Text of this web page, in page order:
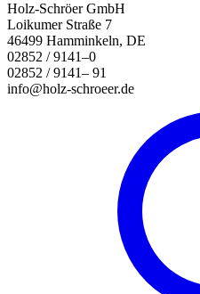
Holz-Schröer GmbH
Loikumer Straße 7
46499 Hamminkeln, DE
02852 / 9141–0
02852 / 9141– 91
info@holz-schroeer.de